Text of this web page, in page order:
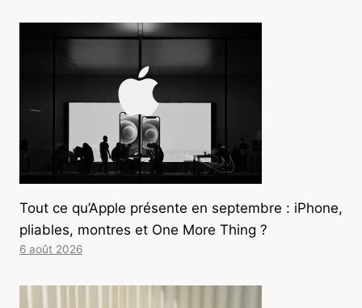
Tout ce qu’Apple présente en septembre : iPhone,
pliables, montres et One More Thing ?
6 août 2026